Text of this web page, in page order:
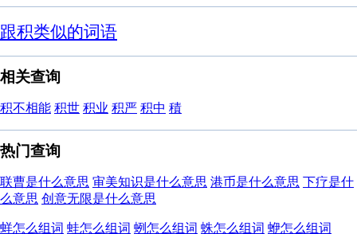
跟积类似的词语
相关查询
积不相能 积世 积业 积严 积中 積
热门查询
联曹是什么意思 审美知识是什么意思 港币是什么意思 下疗是什
么意思 创意无限是什么意思
蛘怎么组词 蛙怎么组词 蛚怎么组词 蛛怎么组词 蛜怎么组词